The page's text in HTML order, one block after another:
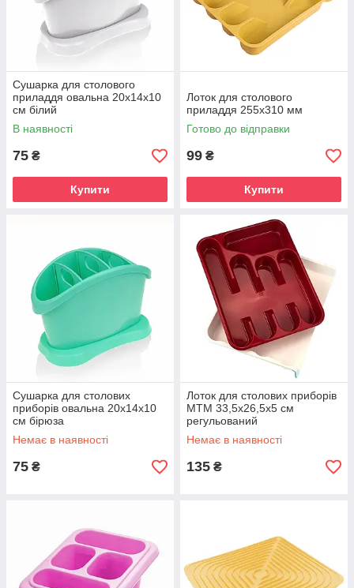
Сушарка для столового
приладдя овальна 20х14х10
см білий
В наявності
75 ₴
Купити
Лоток для столового
приладдя 255х310 мм
Готово до відправки
99 ₴
Купити
Сушарка для столових
приборів овальна 20х14х10
см бірюза
Немає в наявності
75 ₴
Лоток для столових приборів
МТМ 33,5х26,5х5 см
регульований
Немає в наявності
135 ₴